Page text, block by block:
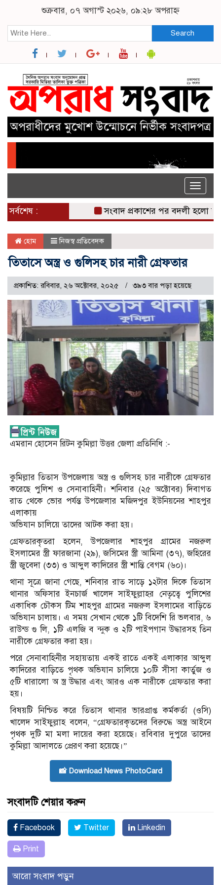
শুক্রবার, ০৭ অগাস্ট ২০২৬, ০৯:২৮ অপরাহ্ন
Search
Toggle
সর্বশেষ : সংবাদ প্রকাশের পর বদলী হলো
হোম নিজস্ব প্রতিবেদক
তিতাসে অস্ত্র ও গুলিসহ চার নারী গ্রেফতার
প্রকাশিত: রবিবার, ২৬ অক্টোবর, ২০২৫ ৩৯৩ বার পড়া হয়েছে
এমরান হোসেন রিটন কুমিল্লা উত্তর জেলা প্রতিনিধি :-
কুমিল্লার তিতাস উপজেলায় অস্ত্র ও গুলিসহ চার নারীকে গ্রেফতার
করেছে পুলিশ ও সেনাবাহিনী। শনিবার (২৫ অক্টোবর) দিবাগত
রাত থেকে ভোর পর্যন্ত উপজেলার মজিদপুর ইউনিয়নের শাহপুর
এলাকায়
অভিযান চালিয়ে তাদের আটক করা হয়।
গ্রেফতারকৃতরা হলেন, উপজেলার শাহপুর গ্রামের নজরুল
ইসলামের স্ত্রী ফারজানা (২৯), জসিমের স্ত্রী আমিনা (৩৭), জহিরের
স্ত্রী জুবেদা (৩৩) ও আব্দুল কাদিরের স্ত্রী শান্তি বেগম (৬০)।
থানা সূত্রে জানা গেছে, শনিবার রাত সাড়ে ১২টার দিকে তিতাস
থানার অফিসার ইনচার্জ খালেদ সাইফুল্লাহর নেতৃত্বে পুলিশের
একাধিক চৌকস টিম শাহপুর গ্রামের নজরুল ইসলামের বাড়িতে
অভিযান চালায়। এ সময় সেখান থেকে ১টি বিদেশি রি ভলবার, ৬
রাউন্ড গু লি, ১টি এলজি ব ন্দুক ও ২টি পাইপগান উদ্ধারসহ তিন
নারীকে গ্রেফতার করা হয়।
পরে সেনাবাহিনীর সহায়তায় একই রাতে একই এলাকার আব্দুল
কাদিরের বাড়িতে পৃথক অভিযান চালিয়ে ১০টি সীসা কার্তুজ ও
৫টি ধারালো অ স্ত্র উদ্ধার এবং আরও এক নারীকে গ্রেফতার করা
হয়।
বিষয়টি নিশ্চিত করে তিতাস থানার ভারপ্রাপ্ত কর্মকর্তা (ওসি)
খালেদ সাইফুল্লাহ বলেন, “গ্রেফতারকৃতদের বিরুদ্ধে অস্ত্র আইনে
পৃথক দুটি মা মলা দায়ের করা হয়েছে। রবিবার দুপুরে তাদের
কুমিল্লা আদালতে প্রেরণ করা হয়েছে।”
📸 Download News PhotoCard
সংবাদটি শেয়ার করুন
Facebook Twitter Linkedin
Print
আরো সংবাদ পড়ুন